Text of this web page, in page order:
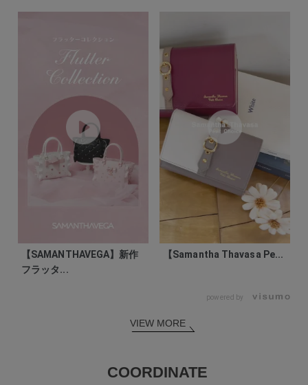
【SAMANTHAVEGA】新作
フラッタ...
【Samantha Thavasa Pe...
powered by
VIEW MORE
COORDINATE